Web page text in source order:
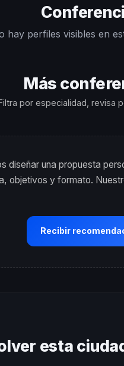
hay perfiles visibles en
Más
por especialidad, revisa
diseñar una propuesta
objetivos y formato.
Recibir
esta